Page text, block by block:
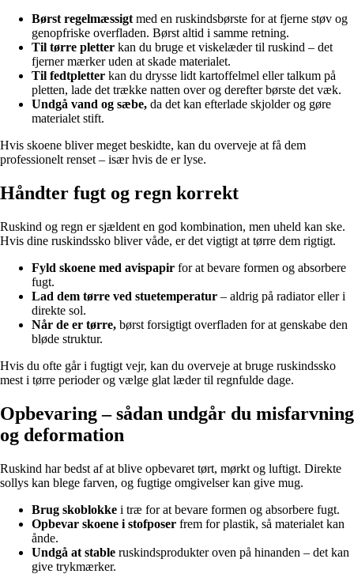
Børst regelmæssigt med en ruskindsbørste for at fjerne støv og
genopfriske overfladen. Børst altid i samme retning.
Til tørre pletter kan du bruge et viskelæder til ruskind – det
fjerner mærker uden at skade materialet.
Til fedtpletter kan du drysse lidt kartoffelmel eller talkum på
pletten, lade det trække natten over og derefter børste det væk.
Undgå vand og sæbe, da det kan efterlade skjolder og gøre
materialet stift.
Hvis skoene bliver meget beskidte, kan du overveje at få dem
professionelt renset – især hvis de er lyse.
Håndter fugt og regn korrekt
Ruskind og regn er sjældent en god kombination, men uheld kan ske.
Hvis dine ruskindssko bliver våde, er det vigtigt at tørre dem rigtigt.
Fyld skoene med avispapir for at bevare formen og absorbere
fugt.
Lad dem tørre ved stuetemperatur – aldrig på radiator eller i
direkte sol.
Når de er tørre, børst forsigtigt overfladen for at genskabe den
bløde struktur.
Hvis du ofte går i fugtigt vejr, kan du overveje at bruge ruskindssko
mest i tørre perioder og vælge glat læder til regnfulde dage.
Opbevaring – sådan undgår du misfarvning
og deformation
Ruskind har bedst af at blive opbevaret tørt, mørkt og luftigt. Direkte
sollys kan blege farven, og fugtige omgivelser kan give mug.
Brug skoblokke i træ for at bevare formen og absorbere fugt.
Opbevar skoene i stofposer frem for plastik, så materialet kan
ånde.
Undgå at stable ruskindsprodukter oven på hinanden – det kan
give trykmærker.